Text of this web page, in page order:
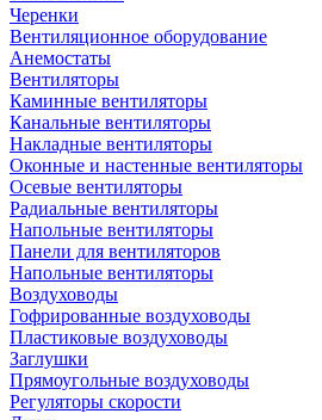
Черенки
Вентиляционное оборудование
Анемостаты
Вентиляторы
Каминные вентиляторы
Канальные вентиляторы
Накладные вентиляторы
Оконные и настенные вентиляторы
Осевые вентиляторы
Радиальные вентиляторы
Напольные вентиляторы
Панели для вентиляторов
Напольные вентиляторы
Воздуховоды
Гофрированные воздуховоды
Пластиковые воздуховоды
Заглушки
Прямоугольные воздуховоды
Регуляторы скорости